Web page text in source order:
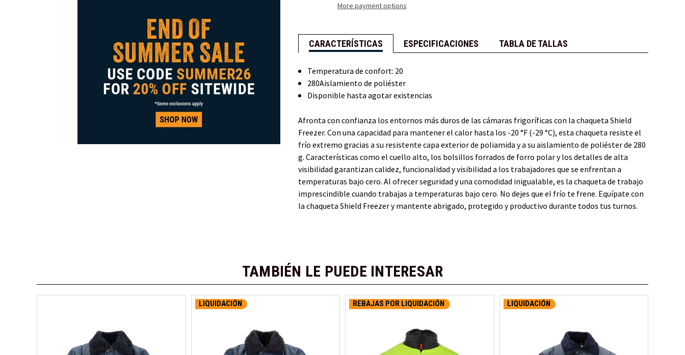
congelador escudo
More payment options
CARACTERÍSTICAS ESPECIFICACIONES TABLA DE TALLAS
Temperatura de confort: 20
280Aislamiento de poliéster
Disponible hasta agotar existencias
Afronta con confianza los entornos más duros de las cámaras frigoríficas con la chaqueta Shield
Freezer. Con una capacidad para mantener el calor hasta los -20 °F (-29 °C), esta chaqueta resiste el
frío extremo gracias a su resistente capa exterior de poliamida y a su aislamiento de poliéster de 280
g. Características como el cuello alto, los bolsillos forrados de forro polar y los detalles de alta
visibilidad garantizan calidez, funcionalidad y visibilidad a los trabajadores que se enfrentan a
temperaturas bajo cero. Al ofrecer seguridad y una comodidad inigualable, es la chaqueta de trabajo
imprescindible cuando trabajas a temperaturas bajo cero. No dejes que el frío te frene. Equípate con
la chaqueta Shield Freezer y mantente abrigado, protegido y productivo durante todos tus turnos.
TAMBIÉN LE PUEDE INTERESAR
LIQUIDACIÓN REBAJAS POR LIQUIDACIÓN LIQUIDACIÓN